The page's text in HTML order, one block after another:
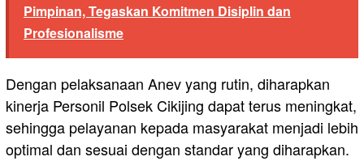
Pimpinan, Tegaskan Komitmen Disiplin dan
Profesionalisme
Dengan pelaksanaan Anev yang rutin, diharapkan
kinerja Personil Polsek Cikijing dapat terus meningkat,
sehingga pelayanan kepada masyarakat menjadi lebih
optimal dan sesuai dengan standar yang diharapkan.